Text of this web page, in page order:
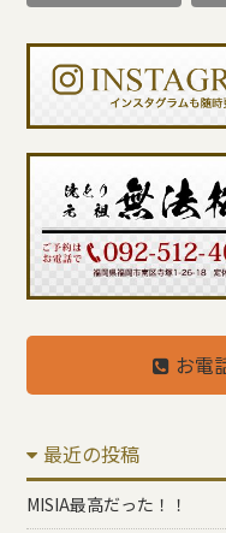
お電
最近の投稿
MISIA最高だった！！